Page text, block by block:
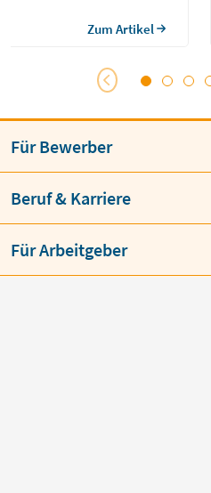
Zum Artikel
Für Bewerber
Beruf & Karriere
Für Arbeitgeber